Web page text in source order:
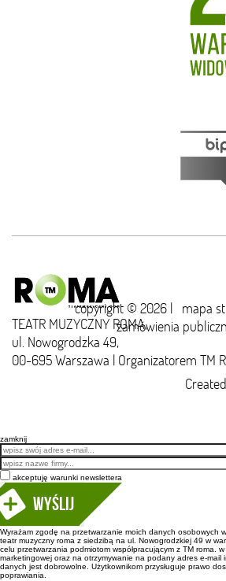
copyright © 2026 | mapa
zamówienia
TEATR MUZYCZNY ROMA,
ul. Nowogrodzka 49,
00-695 Warszawa | Organizatorem TM
zamknij
Email
akceptuję warunki newslettera
Wyślij
Wyrażam zgodę na przetwarzanie moich danych osobowych
teatr muzyczny roma z siedzibą na ul. Nowogrodzkiej 49 w
celu przetwarzania podmiotom współpracującym z TM roma.
marketingowej oraz na otrzymywanie na podany adres e-mail
danych jest dobrowolne. Użytkownikom przysługuje prawo
poprawiania.